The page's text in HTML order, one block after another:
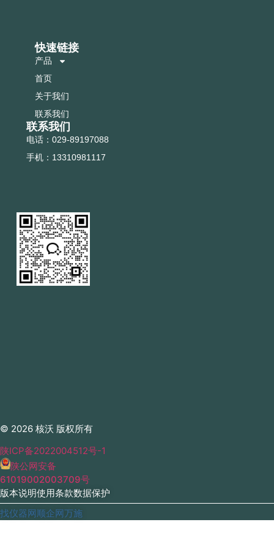
快速链接
产品
首页
关于我们
联系我们
联系我们
电话：029-89197088
手机：13310981117
© 2026 核沃 版权所有
陕ICP备2022004512号-1
陕公网安备
61019002003709号
版本说明使用条款数据保护
找仪器网顺企网万施